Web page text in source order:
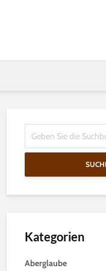
Kategorien
Aberglaube